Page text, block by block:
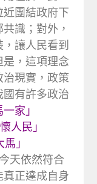
近團結政府下
識；對外，
讓人民看到
，這項理念
治現實，政策
有許多政治
一家」
人民」
馬」
天依然符合
真正達成自身